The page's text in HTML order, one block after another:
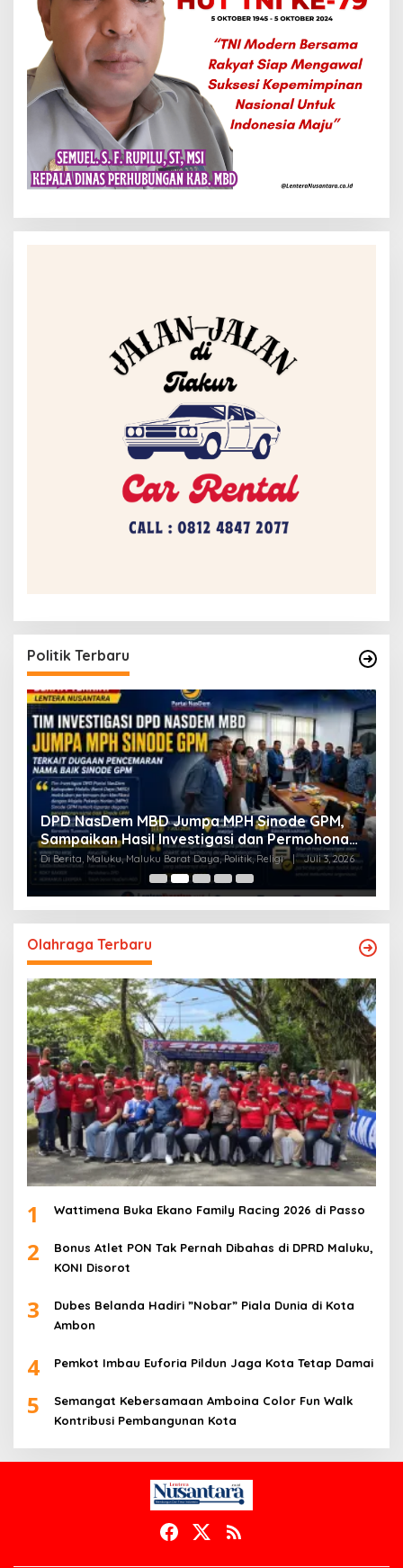
Politik Terbaru
DPD NasDem MBD Jumpa MPH Sinode GPM,
Sampaikan Hasil Investigasi dan Permohonan
Maaf
Di Berita, Maluku, Maluku Barat Daya, Politik, Religi Juli 3, 2026
Olahraga Terbaru
1 Wattimena Buka Ekano Family Racing 2026 di Passo
2
Bonus Atlet PON Tak Pernah Dibahas di DPRD Maluku,
KONI Disorot
3
Dubes Belanda Hadiri ”Nobar” Piala Dunia di Kota
Ambon
4 Pemkot Imbau Euforia Pildun Jaga Kota Tetap Damai
5
Semangat Kebersamaan Amboina Color Fun Walk
Kontribusi Pembangunan Kota